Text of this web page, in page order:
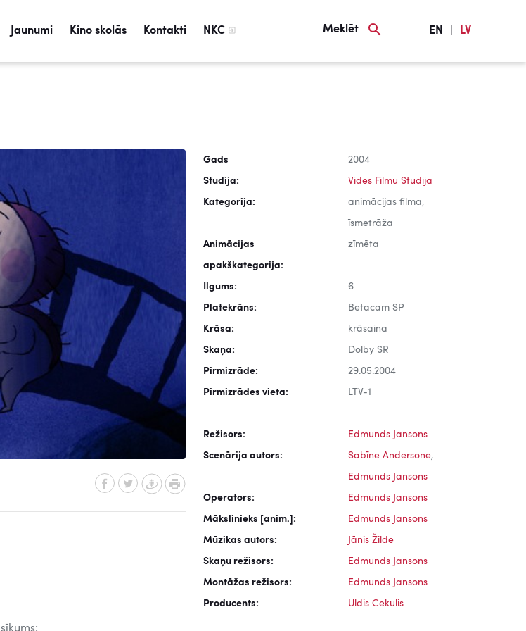
Jaunumi Kino skolās Kontakti NKC Meklēt EN LV
Gads 2004
Studija: Vides Filmu Studija
Kategorija: animācijas filma,
īsmetrāža
Animācijas
apakškategorija:
zīmēta
Ilgums: 6
Platekrāns: Betacam SP
Krāsa: krāsaina
Skaņa: Dolby SR
Pirmizrāde: 29.05.2004
Pirmizrādes vieta: LTV-1
Režisors: Edmunds Jansons
Scenārija autors: Sabīne Andersone,
Edmunds Jansons
Operators: Edmunds Jansons
Mākslinieks [anim.]: Edmunds Jansons
Mūzikas autors: Jānis Žilde
Skaņu režisors: Edmunds Jansons
Montāžas režisors: Edmunds Jansons
Producents: Uldis Cekulis